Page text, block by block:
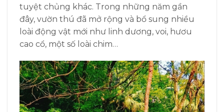
tuyệt chủng khác. Trong những năm gần
đây, vườn thú đã mở rộng và bổ sung nhiều
loài động vật mới như linh dương, voi, hươu
cao cổ, một số loài chim…